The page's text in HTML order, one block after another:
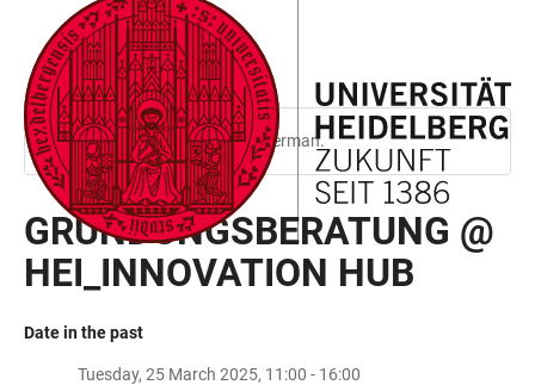
ACCESSIBILITY
LINKS
JUMP
TO
MAIN
CONTENT
OPEN
MAIN
NAVIGATION
OPEN
SEARCH
FORM
This page is only available in German.
GRÜNDUNGSBERATUNG @
HEI_INNOVATION HUB
Date in the past
Tuesday, 25 March 2025, 11:00 - 16:00